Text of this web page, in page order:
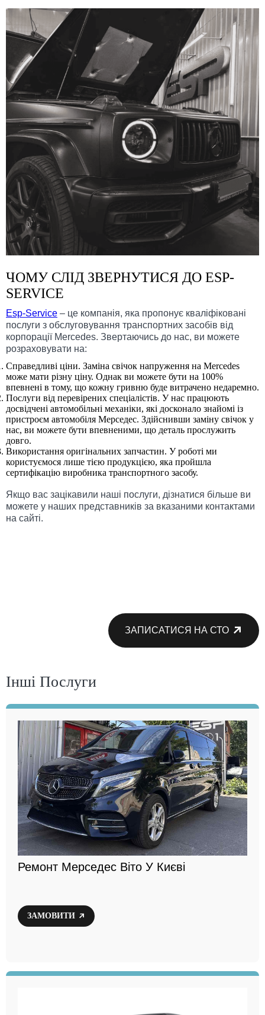
ЧОМУ СЛІД ЗВЕРНУТИСЯ ДО ESP-
SERVICE
Esp-Service – це компанія, яка пропонує кваліфіковані
послуги з обслуговування транспортних засобів від
корпорації Mercedes. Звертаючись до нас, ви можете
розраховувати на:
Справедливі ціни. Заміна свічок напруження на Mercedes
може мати різну ціну. Однак ви можете бути на 100%
впевнені в тому, що кожну гривню буде витрачено недаремно.
Послуги від перевірених спеціалістів. У нас працюють
досвідчені автомобільні механіки, які досконало знайомі із
пристроєм автомобіля Мерседес. Здійснивши заміну свічок у
нас, ви можете бути впевненими, що деталь прослужить
довго.
Використання оригінальних запчастин. У роботі ми
користуємося лише тією продукцією, яка пройшла
сертифікацію виробника транспортного засобу.
Якщо вас зацікавили наші послуги, дізнатися більше ви
можете у наших представників за вказаними контактами
на сайті.
ЗАПИСАТИСЯ НА СТО
Інші Послуги
Ремонт Мерседес Віто У Києві
ЗАМОВИТИ